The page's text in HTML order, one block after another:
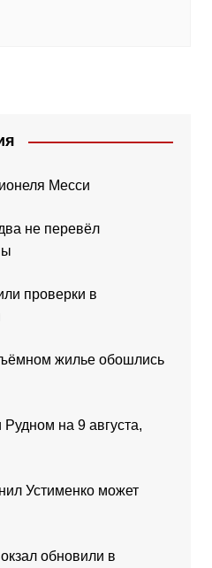
Месси
не перевёл
проверки в
жилье обошлись
на 9 августа,
Устименко может
обновили в